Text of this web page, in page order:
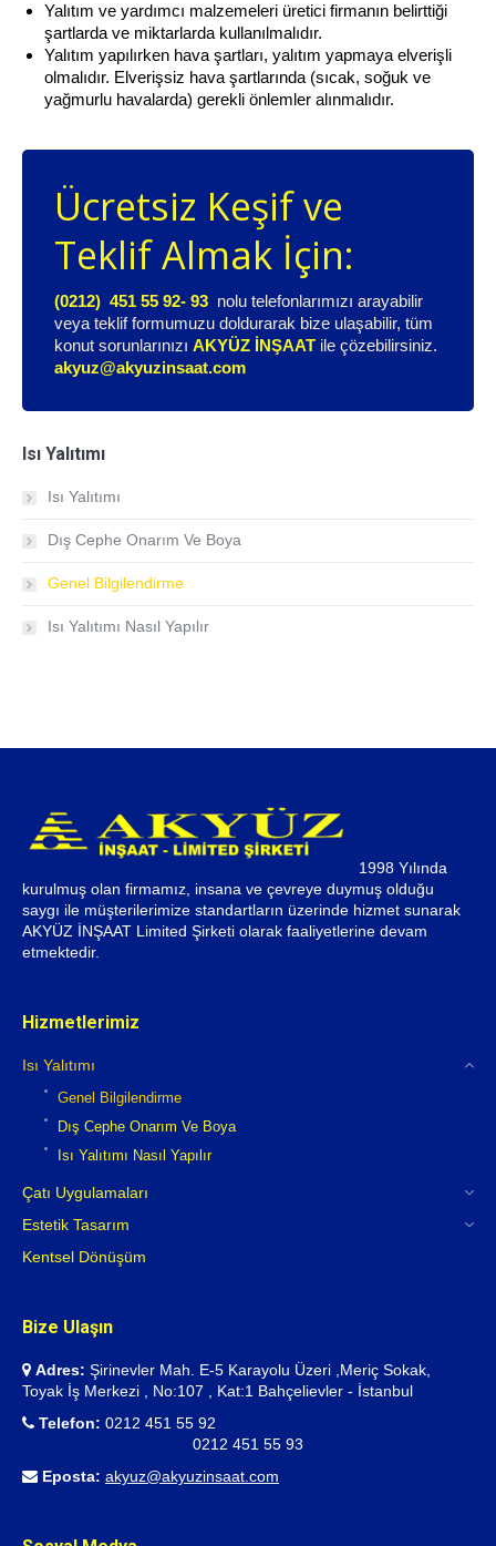
Yalıtım ve yardımcı malzemeleri üretici firmanın belirttiği
şartlarda ve miktarlarda kullanılmalıdır.
Yalıtım yapılırken hava şartları, yalıtım yapmaya elverişli
olmalıdır. Elverişsiz hava şartlarında (sıcak, soğuk ve
yağmurlu havalarda) gerekli önlemler alınmalıdır.
Ücretsiz Keşif ve
Teklif Almak İçin:
(0212) 451 55 92- 93 nolu telefonlarımızı arayabilir
veya teklif formumuzu doldurarak bize ulaşabilir, tüm
konut sorunlarınızı AKYÜZ İNŞAAT ile çözebilirsiniz.
akyuz@akyuzinsaat.com
Isı Yalıtımı
Isı Yalıtımı
Dış Cephe Onarım Ve Boya
Genel Bilgilendirme
Isı Yalıtımı Nasıl Yapılır
1998 Yılında
kurulmuş olan firmamız, insana ve çevreye duymuş olduğu
saygı ile müşterilerimize standartların üzerinde hizmet sunarak
AKYÜZ İNŞAAT Limited Şirketi olarak faaliyetlerine devam
etmektedir.
Hizmetlerimiz
Isı Yalıtımı
Genel Bilgilendirme
Dış Cephe Onarım Ve Boya
Isı Yalıtımı Nasıl Yapılır
Çatı Uygulamaları
Estetik Tasarım
Kentsel Dönüşüm
Bize Ulaşın
Adres: Şirinevler Mah. E-5 Karayolu Üzeri ,Meriç Sokak,
Toyak İş Merkezi , No:107 , Kat:1 Bahçelievler - İstanbul
Telefon: 0212 451 55 92
0212 451 55 93
Eposta: akyuz@akyuzinsaat.com